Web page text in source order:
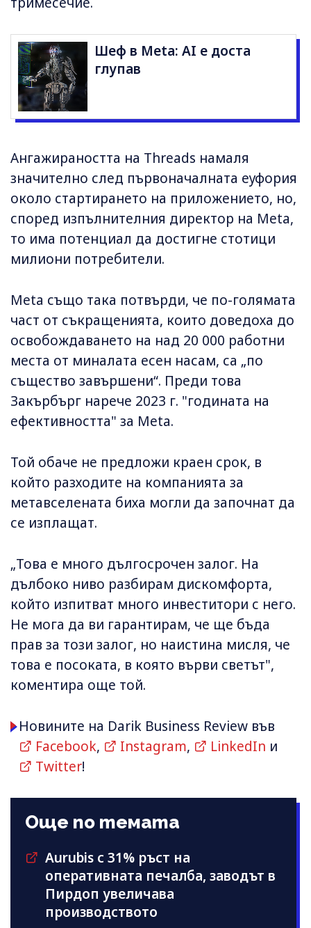
Шеф в Meta: AI е доста
глупав
Ангажираността на Threads намаля
значително след първоначалната еуфория
около стартирането на приложението, но,
според изпълнителния директор на Meta,
то има потенциал да достигне стотици
милиони потребители.
Meta също така потвърди, че по-голямата
част от съкращенията, които доведоха до
освобождаването на над 20 000 работни
места от миналата есен насам, са „по
същество завършени“. Преди това
Закърбърг нарече 2023 г. "годината на
ефективността" за Meta.
Той обаче не предложи краен срок, в
който разходите на компанията за
метавселената биха могли да започнат да
се изплащат.
„Това е много дългосрочен залог. На
дълбоко ниво разбирам дискомфорта,
който изпитват много инвеститори с него.
Не мога да ви гарантирам, че ще бъда
прав за този залог, но наистина мисля, че
това е посоката, в която върви светът",
коментира още той.
Новините на Darik Business Review във
Facebook, Instagram, LinkedIn и
Twitter!
Още по темата
Aurubis с 31% ръст на
оперативната печалба, заводът в
Пирдоп увеличава
производството